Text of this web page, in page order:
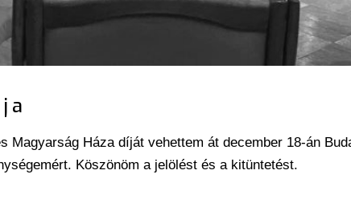
Magyarság Háza díját vehettem át december 18-án
Köszönöm a jelölést és a kitüntetést.